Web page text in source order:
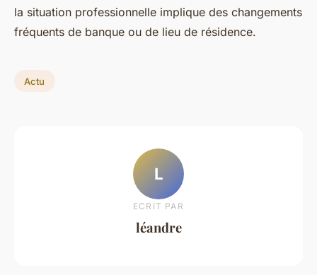
la situation professionnelle implique des changements
fréquents de banque ou de lieu de résidence.
Actu
L
ECRIT PAR
léandre